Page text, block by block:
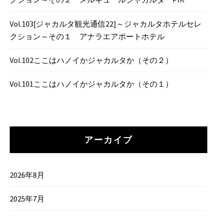
Vol.103[ジャカルタ観光通信22]～ジャカルタホテルセレ
クション～その１ アナラエアポートホテル
Vol.102ここはハノイかジャカルタか（その２）
Vol.101ここはハノイかジャカルタか（その１）
アーカイブ
2026年8月
2025年7月